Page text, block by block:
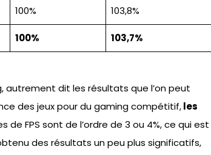
100% 103,8%
100% 103,7%
autrement dit les résultats que l’on peut
des jeux pour du gaming compétitif,les
de FPS sont de l’ordre de 3 ou 4%, ce qui est
des résultats un peu plus significatifs,